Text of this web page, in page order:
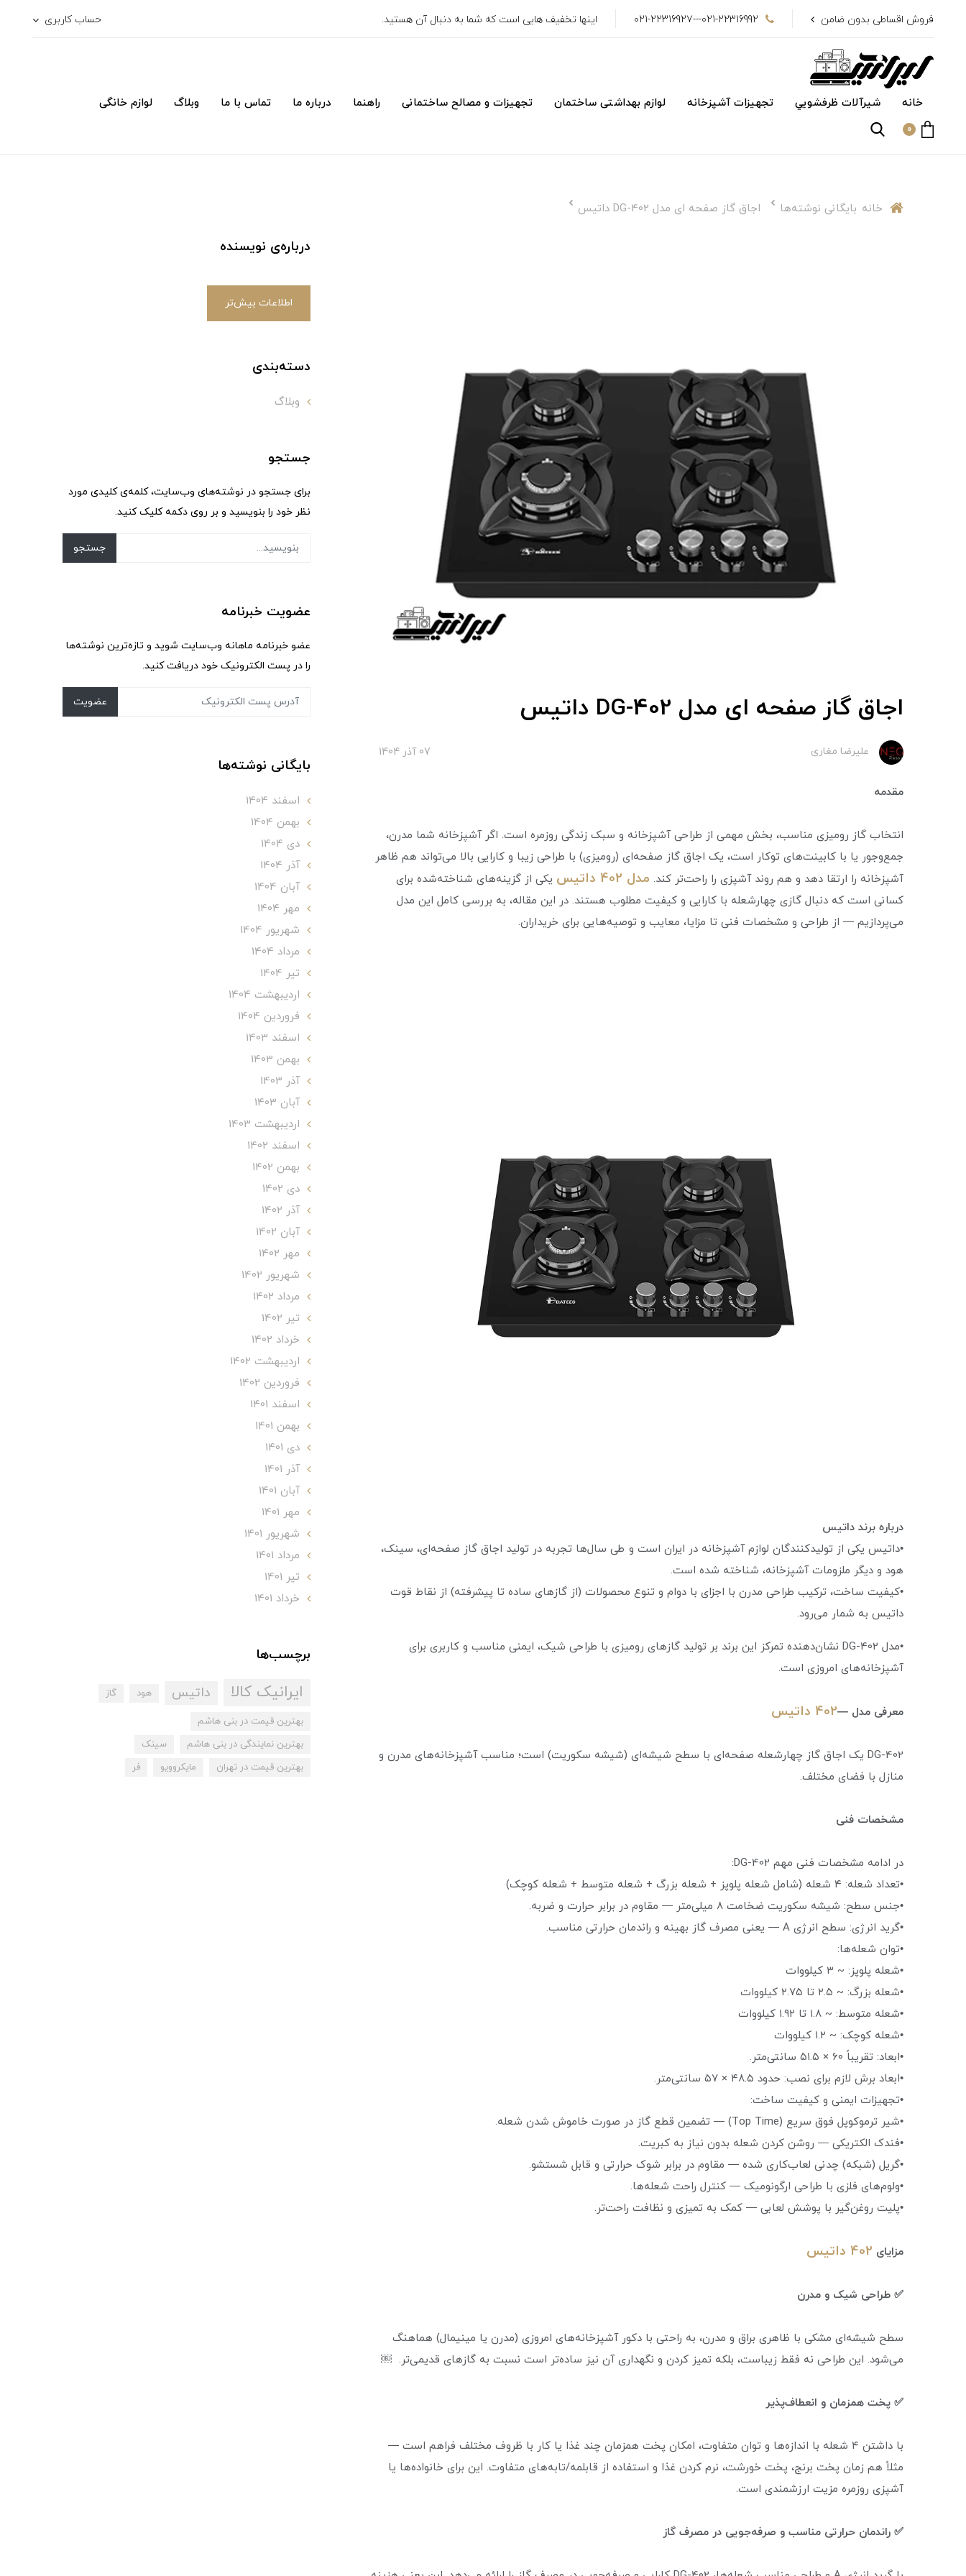
فروش اقساطی بدون ضامن 021-22316992---021-22316927 اینها تخفیف هایی است که شما به دنبال آن هستید. حساب کاربری
خانه شیرآلات ظرفشويي تجهیزات آشپزخانه لوازم بهداشتی ساختمان تجهیزات و مصالح ساختمانی راهنما درباره ما تماس با ما وبلاگ لوازم خانگی
0
خانه بایگانی نوشته‌ها اجاق گاز صفحه ای مدل DG-402 داتیس
اجاق گاز صفحه ای مدل DG-402 داتیس
علیرضا مغاری 07 آذر 1404
مقدمه
انتخاب گاز رومیزی مناسب، بخش مهمی از طراحی آشپزخانه و سبک زندگی روزمره است. اگر آشپزخانه شما مدرن،
جمع‌وجور یا با کابینت‌های توکار است، یک اجاق گاز صفحه‌ای (رومیزی) با طراحی زیبا و کارایی بالا می‌تواند هم ظاهر
آشپزخانه را ارتقا دهد و هم روند آشپزی را راحت‌تر کند. مدل 402 داتیس
یکی از گزینه‌های شناخته‌شده برای
کسانی است که دنبال گازی چهارشعله با کارایی و کیفیت مطلوب هستند. در این مقاله، به بررسی کامل این مدل
می‌پردازیم — از طراحی و مشخصات فنی تا مزایا، معایب و توصیه‌هایی برای خریداران.
درباره برند داتیس
•داتیس یکی از تولیدکنندگان لوازم آشپزخانه در ایران است و طی سال‌ها تجربه در تولید اجاق گاز صفحه‌ای، سینک،
هود و دیگر ملزومات آشپزخانه، شناخته شده است.
•کیفیت ساخت، ترکیب طراحی مدرن با اجزای با دوام و تنوع محصولات (از گازهای ساده تا پیشرفته) از نقاط قوت
داتیس به شمار می‌رود.
•مدل DG-402 نشان‌دهنده تمرکز این برند بر تولید گازهای رومیزی با طراحی شیک، ایمنی مناسب و کاربری برای
آشپزخانه‌های امروزی است.
معرفی مدل —402 داتیس
DG-402 یک اجاق گاز چهارشعله صفحه‌ای با سطح شیشه‌ای (شیشه سکوریت) است؛ مناسب آشپزخانه‌های مدرن و
منازل با فضای مختلف.
مشخصات فنی
در ادامه مشخصات فنی مهم DG-402:
•تعداد شعله: ۴ شعله (شامل شعله پلوپز + شعله بزرگ + شعله متوسط + شعله کوچک)
•جنس سطح: شیشه سکوریت ضخامت ۸ میلی‌متر — مقاوم در برابر حرارت و ضربه.
•گرید انرژی: سطح انرژی A — یعنی مصرف گاز بهینه و راندمان حرارتی مناسب.
•توان شعله‌ها:
•شعله پلوپز: ~ ۳ کیلووات
•شعله بزرگ: ~ ۲.۵ تا ۲.۷۵ کیلووات
•شعله متوسط: ~ ۱.۸ تا ۱.۹۲ کیلووات
•شعله کوچک: ~ ۱.۲ کیلووات
•ابعاد: تقریباً ۶۰ × ۵۱.۵ سانتی‌متر.
•ابعاد برش لازم برای نصب: حدود ۴۸.۵ × ۵۷ سانتی‌متر.
•تجهیزات ایمنی و کیفیت ساخت:
•شیر ترموکوپل فوق سریع (Top Time) — تضمین قطع گاز در صورت خاموش شدن شعله.
•فندک الکتریکی — روشن کردن شعله بدون نیاز به کبریت.
•گریل (شبکه) چدنی لعاب‌کاری شده — مقاوم در برابر شوک حرارتی و قابل شستشو.
•ولوم‌های فلزی با طراحی ارگونومیک — کنترل راحت شعله‌ها.
•پلیت روغن‌گیر با پوشش لعابی — کمک به تمیزی و نظافت راحت‌تر.
مزایای 402 داتیس
✅ طراحی شیک و مدرن
سطح شیشه‌ای مشکی با ظاهری براق و مدرن، به راحتی با دکور آشپزخانه‌های امروزی (مدرن یا مینیمال) هماهنگ
می‌شود. این طراحی نه فقط زیباست، بلکه تمیز کردن و نگهداری آن نیز ساده‌تر است نسبت به گازهای قدیمی‌تر. ￼
✅ پخت همزمان و انعطاف‌پذیر
با داشتن ۴ شعله با اندازه‌ها و توان متفاوت، امکان پخت همزمان چند غذا یا کار با ظروف مختلف فراهم است —
مثلاً هم زمان پخت برنج، پخت خورشت، نرم کردن غذا و استفاده از قابلمه/تابه‌های متفاوت. این برای خانواده‌ها یا
آشپزی روزمره مزیت ارزشمندی است.
✅ راندمان حرارتی مناسب و صرفه‌جویی در مصرف گاز
درباره‌ی نویسنده
اطلاعات بیش‌تر
دسته‌بندی
وبلاگ
جستجو
برای جستجو در نوشته‌های وب‌سایت، کلمه‌ی کلیدی مورد
نظر خود را بنویسید و بر روی دکمه کلیک کنید.
جستجو
عضویت خبرنامه
عضو خبرنامه ماهانه وب‌سایت شوید و تازه‌ترین نوشته‌ها
را در پست الکترونیک خود دریافت کنید.
عضویت
بایگانی نوشته‌ها
اسفند 1404
بهمن 1404
دی 1404
آذر 1404
آبان 1404
مهر 1404
شهریور 1404
مرداد 1404
تير 1404
ارديبهشت 1404
فروردین 1404
اسفند 1403
بهمن 1403
آذر 1403
آبان 1403
ارديبهشت 1403
اسفند 1402
بهمن 1402
دی 1402
آذر 1402
آبان 1402
مهر 1402
شهریور 1402
مرداد 1402
تير 1402
خرداد 1402
ارديبهشت 1402
فروردین 1402
اسفند 1401
بهمن 1401
دی 1401
آذر 1401
آبان 1401
مهر 1401
شهریور 1401
مرداد 1401
تير 1401
خرداد 1401
برچسب‌ها
ایرانیک کالا داتیس هود گاز
بهترین قیمت در بنی هاشم
بهترین نمایندگی در بنی هاشم
سینک
بهترین قیمت در تهران
مایکروویو فر